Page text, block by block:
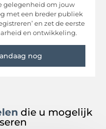
gelegenheid om jouw
met een breder publiek
en zet de eerste
en ontwikkeling.
nog
die u mogelijk